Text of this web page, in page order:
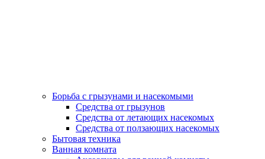
Борьба с грызунами и насекомыми
Средства от грызунов
Средства от летающих насекомых
Средства от ползающих насекомых
Бытовая техника
Ванная комната